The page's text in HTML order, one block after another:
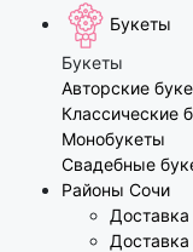
Букеты
Букеты
Авторские
Классические
Монобукеты
Свадебные
Районы Сочи